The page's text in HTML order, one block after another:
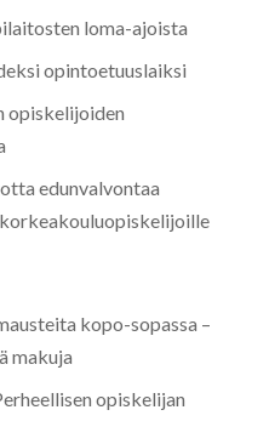
loma-ajoista
opintoetuuslaiksi
opiskelijoiden
edunvalvontaa
kopo-sopassa –
makuja
opiskelijan